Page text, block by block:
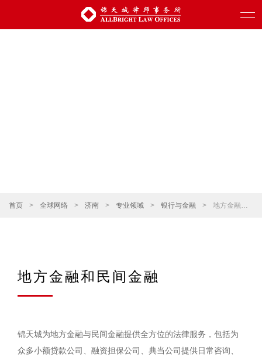
首页 > 全球网络 > 济南 > 专业领域 > 银行与金融 > 地方金融和民间金融
地方金融和民间金融
锦天城为地方金融与民间金融提供全方位的法律服务，包括为
众多小额贷款公司、融资担保公司、典当公司提供日常咨询、